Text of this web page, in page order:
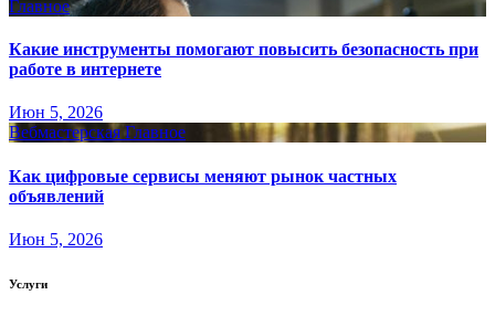
Главное
Какие инструменты помогают повысить безопасность при
работе в интернете
Июн 5, 2026
Вебмастерская Главное
Как цифровые сервисы меняют рынок частных
объявлений
Июн 5, 2026
Услуги